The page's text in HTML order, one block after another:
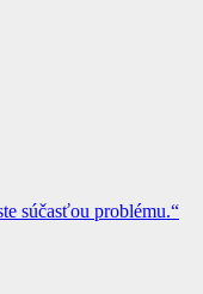
súčasťou problému.“